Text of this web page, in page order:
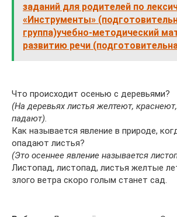
заданий для родителей по
«Инструменты»
группа)учебно-методический
развитию речи
Что происходит осенью с деревьями?
(На деревьях листья желтеют,
падают).
Как называется явление в природе,
опадают листья?
(Это осеннее явление называется
Листопад, листопад, листья желтые
злого ветра скоро голым станет сад.